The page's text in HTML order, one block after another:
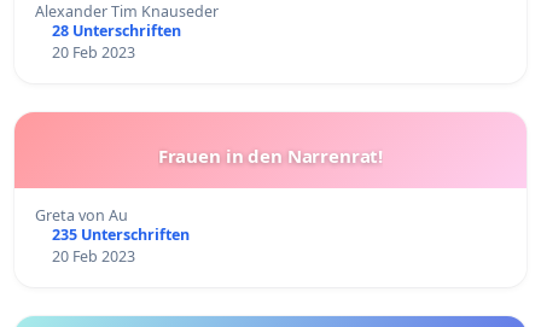
Alexander Tim Knauseder
28 Unterschriften
20 Feb 2023
Frauen in den Narrenrat!
Greta von Au
235 Unterschriften
20 Feb 2023